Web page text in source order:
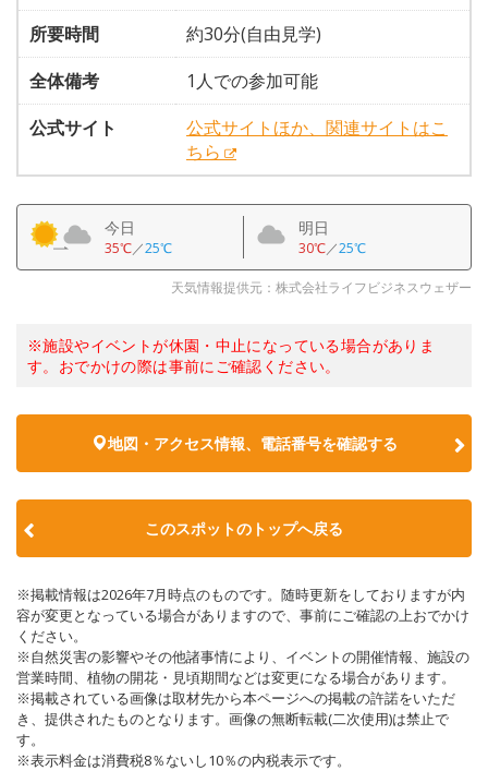
所要時間
約30分(自由見学)
全体備考
1人での参加可能
公式サイト
公式サイトほか、関連サイトはこ
ちら
今日
35℃／25℃
明日
30℃／25℃
天気情報提供元：株式会社ライフビジネスウェザー
※施設やイベントが休園・中止になっている場合がありま
す。おでかけの際は事前にご確認ください。
地図・アクセス情報、電話番号を確認する
このスポットのトップへ戻る
※掲載情報は2026年7月時点のものです。随時更新をしておりますが内
容が変更となっている場合がありますので、事前にご確認の上おでかけ
ください。
※自然災害の影響やその他諸事情により、イベントの開催情報、施設の
営業時間、植物の開花・見頃期間などは変更になる場合があります。
※掲載されている画像は取材先から本ページへの掲載の許諾をいただ
き、提供されたものとなります。画像の無断転載(二次使用)は禁止で
す。
※表示料金は消費税8％ないし10％の内税表示です。